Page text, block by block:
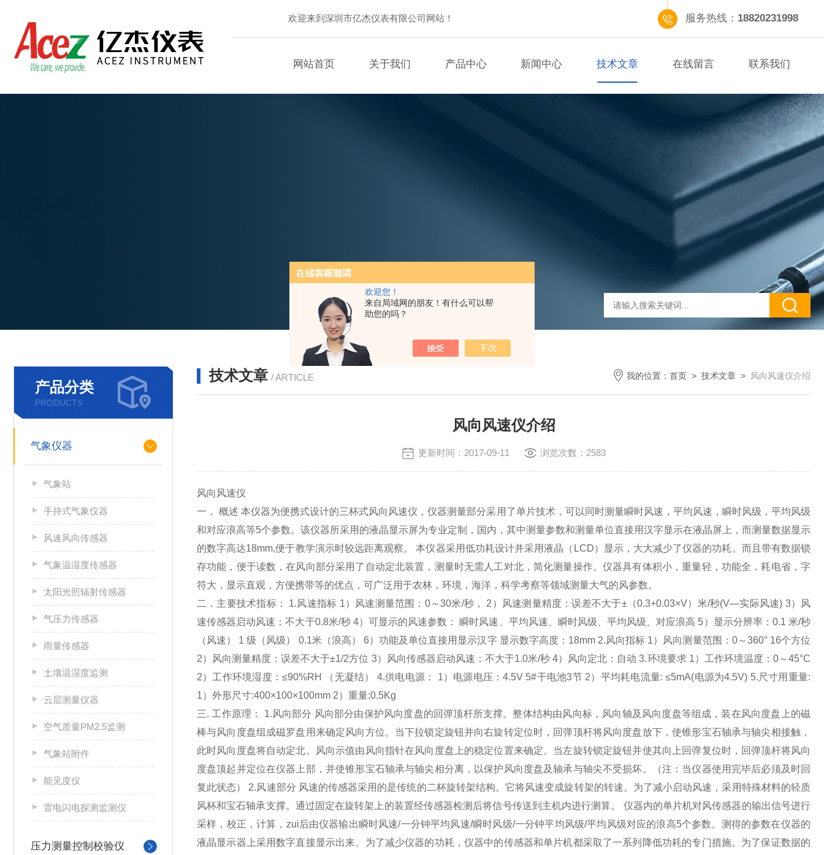
欢迎您！
来自局域网的朋友！有什么可以帮
助您的吗？
欢迎来到深圳市亿杰仪表有限公司网站！ 服务热线： 18820231998
网站首页 关于我们 产品中心 新闻中心 技术文章 在线留言 联系我们
技术文章 / ARTICLE 我的位置： 首页 > 技术文章 > 风向风速仪介绍
风向风速仪介绍
更新时间：2017-09-11 浏览次数：2583
风向风速仪
一． 概述 本仪器为便携式设计的三杯式风向风速仪，仪器测量部分采用了单片技术，可以同时测量瞬时风速，平均风速，瞬时风级，平均风级
和对应浪高等5个参数。该仪器所采用的液晶显示屏为专业定制，国内，其中测量参数和测量单位直接用汉字显示在液晶屏上，而测量数据显示
的数字高达18mm,便于教学演示时较远距离观察。 本仪器采用低功耗设计并采用液晶（LCD）显示，大大减少了仪器的功耗。而且带有数据锁
存功能，便于读数，在风向部分采用了自动定北装置，测量时无需人工对北，简化测量操作。仪器具有体积小，重量轻，功能全，耗电省，字
符大，显示直观，方便携带等的优点，可广泛用于农林，环境，海洋，科学考察等领域测量大气的风参数。
二．主要技术指标： 1.风速指标 1）风速测量范围：0～30米/秒， 2）风速测量精度：误差不大于±（0.3+0.03×V）米/秒(V—实际风速) 3）风
速传感器启动风速：不大于0.8米/秒 4）可显示的风速参数： 瞬时风速、平均风速、瞬时风级、平均风级、对应浪高 5）显示分辨率：0.1 米/秒
（风速） 1 级（风级） 0.1米（浪高） 6）功能及单位直接用显示汉字 显示数字高度：18mm 2.风向指标 1）风向测量范围：0～360° 16个方位
2）风向测量精度：误差不大于±1/2方位 3）风向传感器启动风速：不大于1.0米/秒 4）风向定北：自动 3.环境要求 1）工作环境温度：0～45°C
2）工作环境湿度：≤90%RH （无凝结） 4.供电电源： 1）电源电压：4.5V 5#干电池3节 2）平均耗电流量: ≤5mA(电源为4.5V) 5.尺寸用重量:
1）外形尺寸:400×100×100mm 2）重量:0.5Kg
三. 工作原理： 1.风向部分 风向部分由保护风向度盘的回弹顶杆所支撑。整体结构由风向标，风向轴及风向度盘等组成，装在风向度盘上的磁
棒与风向度盘组成磁罗盘用来确定风向方位。当下拉锁定旋钮并向右旋转定位时，回弹顶杆将风向度盘放下，使锥形宝石轴承与轴尖相接触，
此时风向度盘将自动定北。风向示值由风向指针在风向度盘上的稳定位置来确定。当左旋转锁定旋钮并使其向上回弹复位时，回弹顶杆将风向
度盘顶起并定位在仪器上部，并使锥形宝石轴承与轴尖相分离，以保护风向度盘及轴承与轴尖不受损坏。（注：当仪器使用完毕后必须及时回
复此状态） 2.风速部分 风速的传感器采用的是传统的二杯旋转架结构。它将风速变成旋转架的转速。为了减小启动风速，采用特殊材料的轻质
风杯和宝石轴承支撑。通过固定在旋转架上的装置经传感器检测后将信号传送到主机内进行测算。 仪器内的单片机对风传感器的输出信号进行
采样，校正，计算，zui后由仪器输出瞬时风速/一分钟平均风速/瞬时风级/一分钟平均风级/平均风级对应的浪高5个参数。测得的参数在仪器的
液晶显示器上采用数字直接显示出来。为了减少仪器的功耗，仪器中的传感器和单片机都采取了一系列降低功耗的专门措施。为了保证数据的
产品分类
PRODUCTS
气象仪器
气象站
手持式气象仪器
风速风向传感器
气象温湿度传感器
太阳光照辐射传感器
气压力传感器
雨量传感器
土壤温湿度监测
云层测量仪器
空气质量PM2.5监测
气象站附件
能见度仪
雷电闪电探测监测仪
压力测量控制校验仪